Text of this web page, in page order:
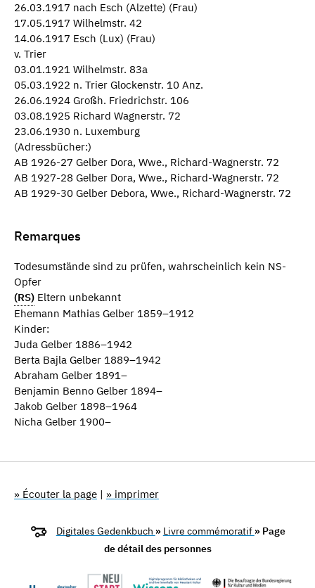
26.03.1917 nach Esch (Alzette) (Frau)
17.05.1917 Wilhelmstr. 42
14.06.1917 Esch (Lux) (Frau)
v. Trier
03.01.1921 Wilhelmstr. 83a
05.03.1922 n. Trier Glockenstr. 10 Anz.
26.06.1924 Großh. Friedrichstr. 106
03.08.1925 Richard Wagnerstr. 72
23.06.1930 n. Luxemburg
(Adressbücher:)
AB 1926-27 Gelber Dora, Wwe., Richard-Wagnerstr. 72
AB 1927-28 Gelber Dora, Wwe., Richard-Wagnerstr. 72
AB 1929-30 Gelber Debora, Wwe., Richard-Wagnerstr. 72
Remarques
Todesumstände sind zu prüfen, wahrscheinlich kein NS-
Opfer
(RS) Eltern unbekannt
Ehemann Mathias Gelber 1859–1912
Kinder:
Juda Gelber 1886–1942
Berta Bajla Gelber 1889–1942
Abraham Gelber 1891–
Benjamin Benno Gelber 1894–
Jakob Gelber 1898–1964
Nicha Gelber 1900–
» Écouter la page | » imprimer
Digitales Gedenkbuch » Livre commémoratif » Page
de détail des personnes